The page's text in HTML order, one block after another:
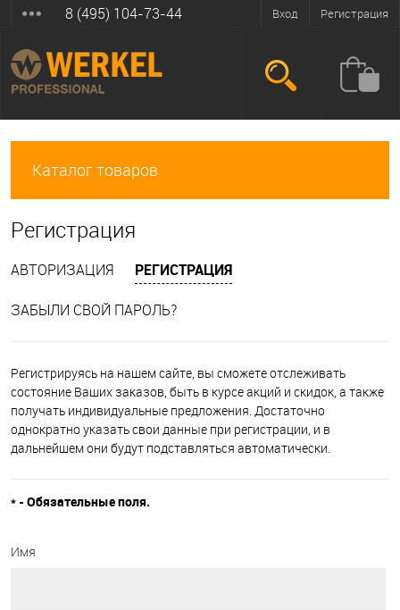
Вход Регистрация
8 (495) 104-73-44
Каталог товаров
Регистрация
АВТОРИЗАЦИЯ РЕГИСТРАЦИЯ
ЗАБЫЛИ СВОЙ ПАРОЛЬ?
Регистрируясь на нашем сайте, вы сможете отслеживать
состояние Ваших заказов, быть в курсе акций и скидок, а также
получать индивидуальные предложения. Достаточно
однократно указать свои данные при регистрации, и в
дальнейшем они будут подставляться автоматически.
* - Обязательные поля.
Имя